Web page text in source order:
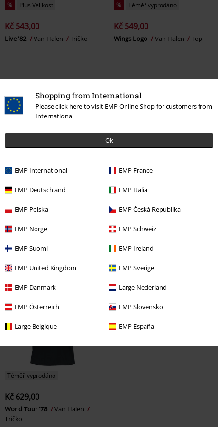
Shopping from International
Please click here to visit EMP Online Shop for customers from
International
Ok
EMP International EMP France
EMP Deutschland EMP Italia
EMP Polska EMP Česká Republika
EMP Norge EMP Schweiz
EMP Suomi EMP Ireland
EMP United Kingdom EMP Sverige
EMP Danmark Large Nederland
EMP Österreich EMP Slovensko
Large Belgique EMP España
% Plus Velikost
Kč 543,00
Live '82 Van Halen Tričko
% Téměř vyprodáno
Kč 549,00
Wings Logo Van Halen Top
Téměř vyprodáno Plus Size
Od Kč 549,00
Pinup Motorcycle
Tričko
% Plus Velikost
Kč 549,00
Tour 1984
Téměř vyprodáno
Kč 629,00
World Tour '78
Van Halen
Tričko